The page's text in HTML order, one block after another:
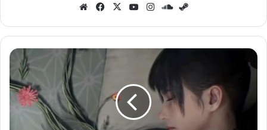
WebsiteFacebook
X YouTubeInstagramSoundCloud
Xbox
Game
Pass
começa
agosto